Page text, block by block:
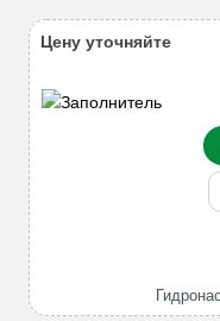
3
Цену уточняйте